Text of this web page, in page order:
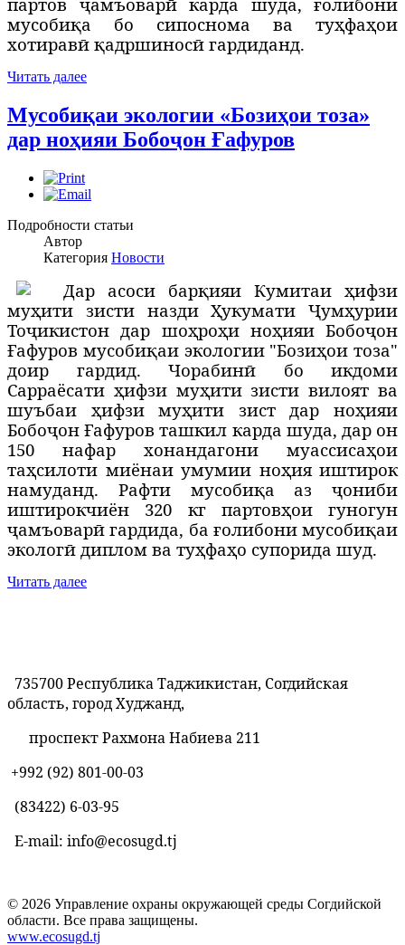
мусобиқа бо сипоснома ва туҳфаҳои
хотиравӣ қадршиносӣ гардиданд.
Читать далее
Мусобиқаи экологии «Бозиҳои тоза»
дар ноҳияи Бобоҷон Ғафуров
Подробности статьи
Автор
Категория Новости
Дар асоси барқияи Кумитаи ҳифзи
муҳити зисти назди Ҳукумати Ҷумҳурии
Тоҷикистон дар шоҳроҳи ноҳияи Бобоҷон
Ғафуров мусобиқаи экологии "Бозиҳои тоза"
доир гардид. Чорабинӣ бо икдоми
Сарраёсати ҳифзи муҳити зисти вилоят ва
шуъбаи ҳифзи муҳити зист дар ноҳияи
Бобоҷон Ғафуров ташкил карда шуда, дар он
150 нафар хонандагони муассисаҳои
таҳсилоти миёнаи умумии ноҳия иштирок
намуданд. Рафти мусобиқа аз ҷониби
иштирокчиён 320 кг партовҳои гуногун
ҷамъоварӣ гардида, ба ғолибони мусобиқаи
экологӣ диплом ва туҳфаҳо супорида шуд.
Читать далее
735700 Республика Таджикистан, Согдийская
область, город Худжанд,
проспект Рахмона Набиева 211
+992 (92) 801-00-03
(83422) 6-03-95
E-mail: info@ecosugd.tj
© 2026 Управление охраны окружающей среды Согдийской
области. Все права защищены.
www.ecosugd.tj